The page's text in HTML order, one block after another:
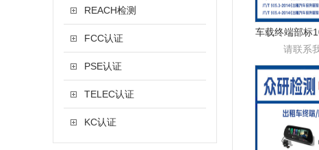
请联系
REACH检测
FCC认证
PSE认证
TELEC认证
KC认证